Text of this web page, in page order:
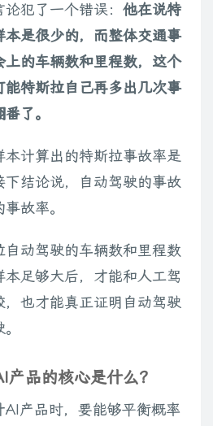
犯了一个错误： 他在说特
本是很少的，而整体交通事
的车辆数和里程数，这个
特斯拉自己再多出几次事
了。
本计算出的特斯拉事故率是
结论说，自动驾驶的事故
故率。
自动驾驶的车辆数和里程数
足够大后，才能和人工驾
也才能真正证明自动驾驶
品的核心是什么？
AI产品时，要能够平衡概率